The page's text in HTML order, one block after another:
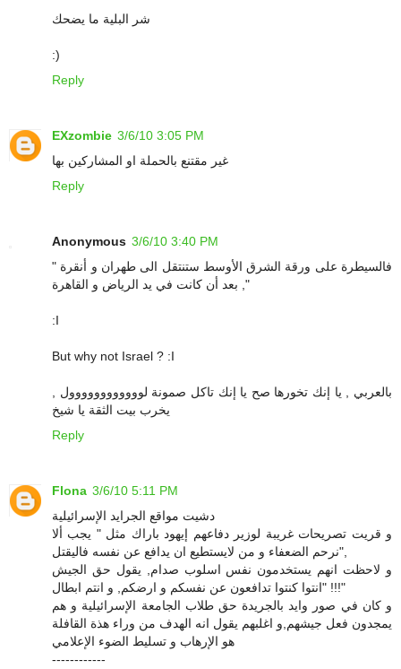
شر البلية ما يضحك
:)
Reply
EXzombie 3/6/10 3:05 PM
غير مقتنع بالحملة او المشاركين بها
Reply
Anonymous 3/6/10 3:40 PM
" فالسيطرة على ورقة الشرق الأوسط ستنتقل الى طهران و أنقرة
, بعد أن كانت في يد الرياض و القاهرة"
:I
But why not Israel ? :I
بالعربي , يا إنك تخورها صح يا إنك تاكل صمونة لوووووووووووول ,
يخرب بيت الثقة يا شيخ
Reply
Flona 3/6/10 5:11 PM
دشيت مواقع الجرايد الإسرائيلية
و قريت تصريحات غريبة لوزير دفاعهم إيهود باراك مثل " يجب ألا
نرحم الضعفاء و من لايستطيع ان يدافع عن نفسه فاليقتل",
و لاحظت انهم يستخدمون نفس اسلوب صدام, يقول حق الجيش
"انتوا كنتوا تدافعون عن نفسكم و ارضكم, و انتم ابطال !!!"
و كان في صور وايد بالجريدة حق طلاب الجامعة الإسرائيلية و هم
يمجدون فعل جيشهم,و اغلبهم يقول انه الهدف من وراء هذة القافلة
هو الإرهاب و تسليط الضوء الإعلامي
------------